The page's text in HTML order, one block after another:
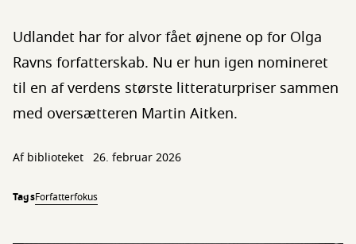
Udlandet har for alvor fået øjnene op for Olga
Ravns forfatterskab. Nu er hun igen nomineret
til en af verdens største litteraturpriser sammen
med oversætteren Martin Aitken.
Af biblioteket 26. februar 2026
TagsForfatterfokus